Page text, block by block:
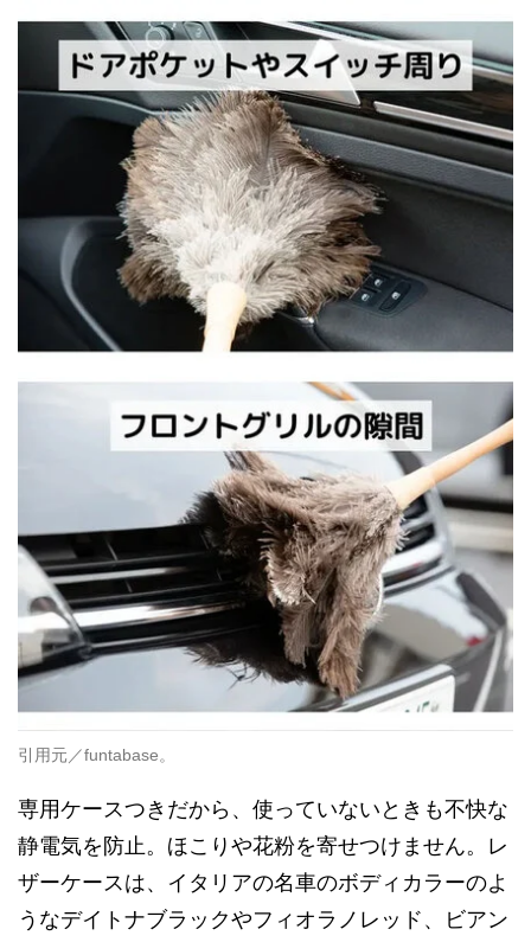
引用元／funtabase。
専用ケースつきだから、使っていないときも不快な
静電気を防止。ほこりや花粉を寄せつけません。レ
ザーケースは、イタリアの名車のボディカラーのよ
うなデイトナブラックやフィオラノレッド、ビアン